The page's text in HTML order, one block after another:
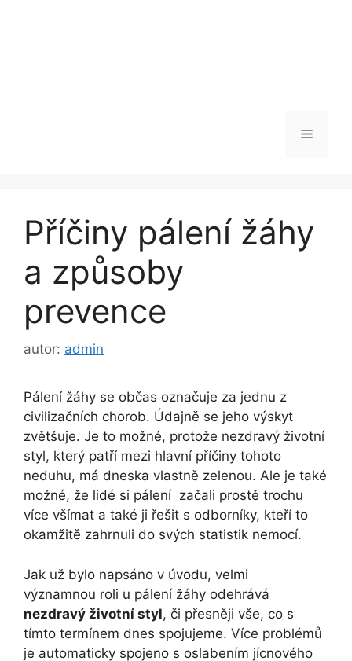
Menu
Příčiny pálení žáhy
a způsoby
prevence
autor: admin
Pálení žáhy se občas označuje za jednu z
civilizačních chorob. Údajně se jeho výskyt
zvětšuje. Je to možné, protože nezdravý životní
styl, který patří mezi hlavní příčiny tohoto
neduhu, má dneska vlastně zelenou. Ale je také
možné, že lidé si pálení začali prostě trochu
více všímat a také ji řešit s odborníky, kteří to
okamžitě zahrnuli do svých statistik nemocí.
Jak už bylo napsáno v úvodu, velmi
významnou roli u pálení žáhy odehrává
nezdravý životní styl, či přesněji vše, co s
tímto termínem dnes spojujeme. Více problémů
je automaticky spojeno s oslabením jícnového